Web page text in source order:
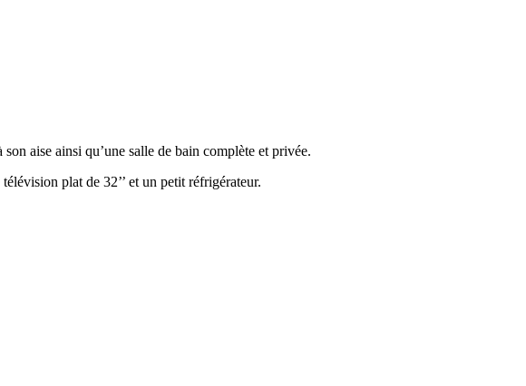
aise ainsi qu’une salle de bain complète et privée.
plat de 32’’ et un petit réfrigérateur.